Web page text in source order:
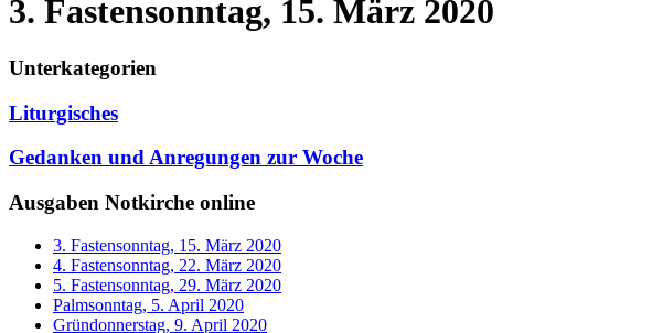
3. Fastensonntag, 15. März 2020
Unterkategorien
Liturgisches
Gedanken und Anregungen zur Woche
Ausgaben Notkirche online
3. Fastensonntag, 15. März 2020
4. Fastensonntag, 22. März 2020
5. Fastensonntag, 29. März 2020
Palmsonntag, 5. April 2020
Gründonnerstag, 9. April 2020